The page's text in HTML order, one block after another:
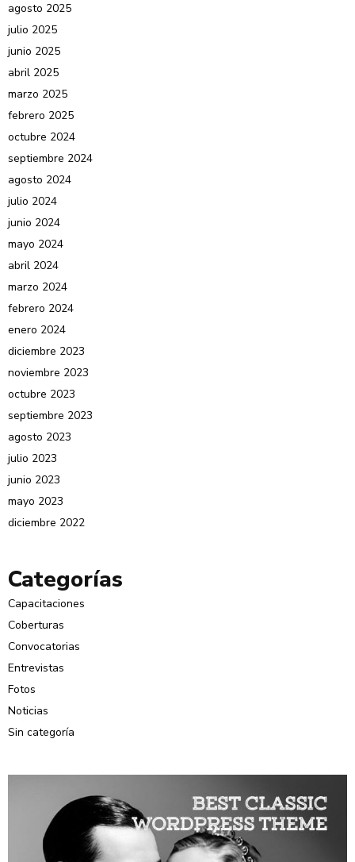
agosto 2025
julio 2025
junio 2025
abril 2025
marzo 2025
febrero 2025
octubre 2024
septiembre 2024
agosto 2024
julio 2024
junio 2024
mayo 2024
abril 2024
marzo 2024
febrero 2024
enero 2024
diciembre 2023
noviembre 2023
octubre 2023
septiembre 2023
agosto 2023
julio 2023
junio 2023
mayo 2023
diciembre 2022
Categorías
Capacitaciones
Coberturas
Convocatorias
Entrevistas
Fotos
Noticias
Sin categoría